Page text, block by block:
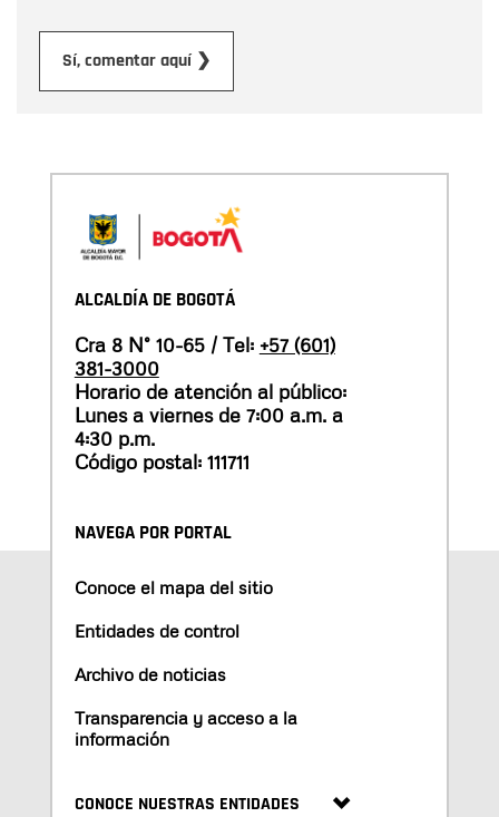
Sí, comentar aquí ❯
ALCALDÍA DE BOGOTÁ
Cra 8 N° 10-65 / Tel: +57 (601)
381-3000
Horario de atención al público:
Lunes a viernes de 7:00 a.m. a
4:30 p.m.
Código postal: 111711
NAVEGA POR PORTAL
Conoce el mapa del sitio
Entidades de control
Archivo de noticias
Transparencia y acceso a la
información
CONOCE NUESTRAS ENTIDADES